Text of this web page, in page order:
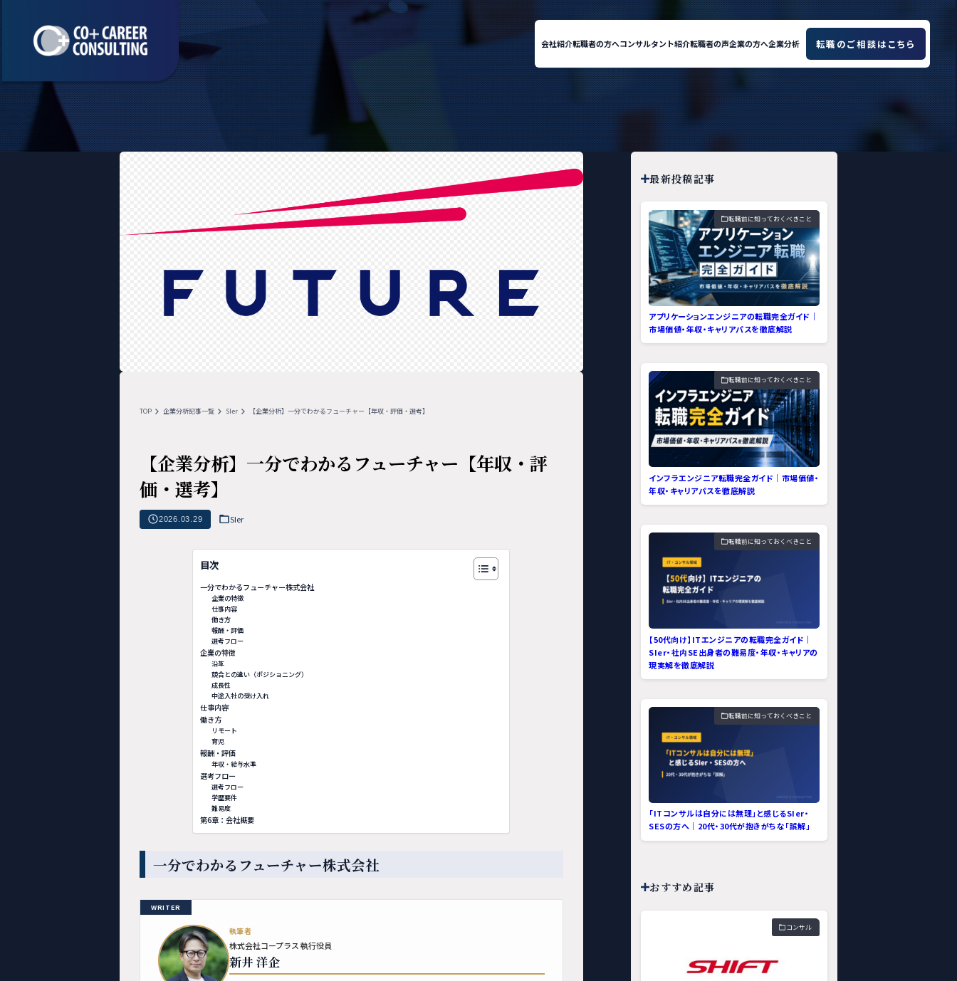
会社紹介転職者の方へコンサルタント紹介転職者の声企業の方へ企業分析 転職のご相談はこちら
TOP 企業分析記事一覧 SIer 【企業分析】一分でわかるフューチャー【年収・評価・選考】
【企業分析】一分でわかるフューチャー【年収・評
価・選考】
2026.03.29 SIer
目次
一分でわかるフューチャー株式会社
企業の特徴
仕事内容
働き方
報酬・評価
選考フロー
企業の特徴
沿革
競合との違い（ポジショニング）
成長性
中途入社の受け入れ
仕事内容
働き方
リモート
育児
報酬・評価
年収・給与水準
選考フロー
選考フロー
学歴要件
難易度
第6章：会社概要
一分でわかるフューチャー株式会社
WRITER
執筆者
株式会社コープラス 執行役員
新井 洋企
最新投稿記事
転職前に知っておくべきこと
アプリケーションエンジニアの転職完全ガイド｜
市場価値・年収・キャリアパスを徹底解説
転職前に知っておくべきこと
インフラエンジニア転職完全ガイド｜市場価値・
年収・キャリアパスを徹底解説
転職前に知っておくべきこと
【50代向け】ITエンジニアの転職完全ガイド｜
SIer・社内SE出身者の難易度・年収・キャリアの
現実解を徹底解説
転職前に知っておくべきこと
「ITコンサルは自分には無理」と感じるSIer・
SESの方へ｜20代・30代が抱きがちな「誤解」
おすすめ記事
コンサル